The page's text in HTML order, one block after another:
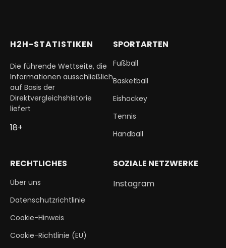
H2H-STATISTIKEN
Die führende Wettseite, die
Informationen ausschließlich
auf Basis der
Direktvergleichshistorie
liefert
18+
SPORTARTEN
Fußball
Basketball
Eishockey
Tennis
Handball
RECHTLICHES
Über uns
Datenschutzrichtlinie
Cookie-Hinweis
Cookie-Richtlinie (EU)
SOZIALE NETZWERKE
Instagram